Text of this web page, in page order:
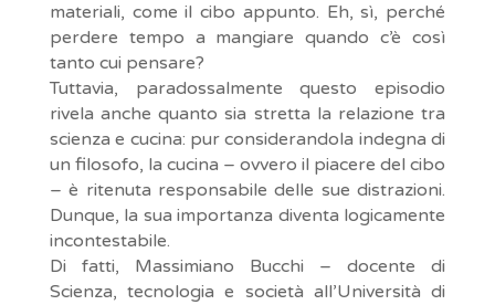
materiali, come il cibo appunto. Eh, sì, perché
perdere tempo a mangiare quando c’è così
tanto cui pensare?
Tuttavia, paradossalmente questo episodio
rivela anche quanto sia stretta la relazione tra
scienza e cucina: pur considerandola indegna di
un filosofo, la cucina – ovvero il piacere del cibo
– è ritenuta responsabile delle sue distrazioni.
Dunque, la sua importanza diventa logicamente
incontestabile.
Di fatti, Massimiano Bucchi – docente di
Scienza, tecnologia e società all’Università di